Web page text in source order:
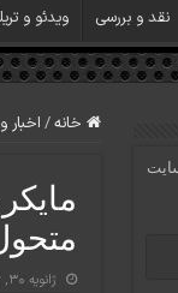
نقد و بررسی ویدئو و
خانه/ اخبار
ژانویه 30, 2026